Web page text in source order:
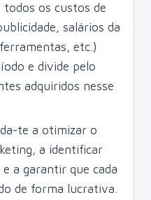
todos os custos de
salários da
etc.)
e divide pelo
adquiridos nesse
te a otimizar o
a identificar
a garantir que cada
de forma lucrativa.